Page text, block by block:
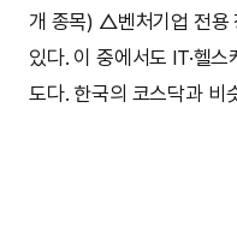
개 종목) △벤처기업 전용
있다. 이 중에서도 IT·헬
도다. 한국의 코스닥과 비